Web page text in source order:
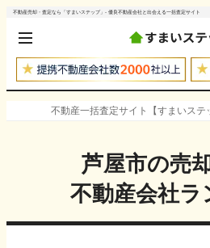
不動産売却・査定なら「すまいステップ」- 優良不動産会社と出会える一括査定サイト
不動産一括査定サイト【すまいステ
芦屋市の売
不動産会社ラ